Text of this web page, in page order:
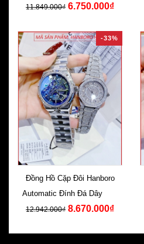
Silicone Đen
11.849.000₫ 6.750.000₫
-33%
Đồng Hồ Cặp Đôi Hanboro
Automatic Đính Đá Dây Kim
Loại
12.942.000₫ 8.670.000₫